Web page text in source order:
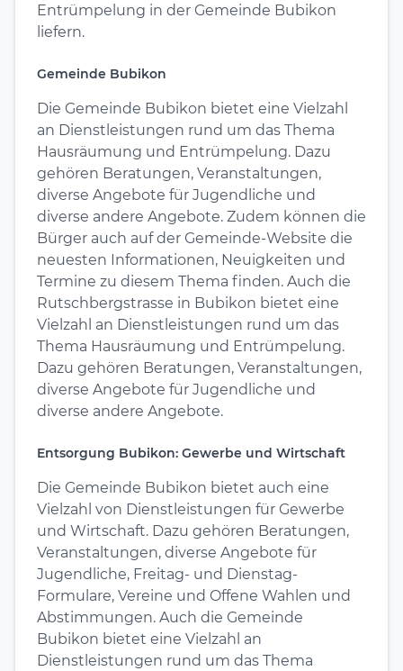
Entrümpelung in der Gemeinde Bubikon
liefern.
Gemeinde Bubikon
Die Gemeinde Bubikon bietet eine Vielzahl
an Dienstleistungen rund um das Thema
Hausräumung und Entrümpelung. Dazu
gehören Beratungen, Veranstaltungen,
diverse Angebote für Jugendliche und
diverse andere Angebote. Zudem können die
Bürger auch auf der Gemeinde-Website die
neuesten Informationen, Neuigkeiten und
Termine zu diesem Thema finden. Auch die
Rutschbergstrasse in Bubikon bietet eine
Vielzahl an Dienstleistungen rund um das
Thema Hausräumung und Entrümpelung.
Dazu gehören Beratungen, Veranstaltungen,
diverse Angebote für Jugendliche und
diverse andere Angebote.
Entsorgung Bubikon: Gewerbe und Wirtschaft
Die Gemeinde Bubikon bietet auch eine
Vielzahl von Dienstleistungen für Gewerbe
und Wirtschaft. Dazu gehören Beratungen,
Veranstaltungen, diverse Angebote für
Jugendliche, Freitag- und Dienstag-
Formulare, Vereine und Offene Wahlen und
Abstimmungen. Auch die Gemeinde
Bubikon bietet eine Vielzahl an
Dienstleistungen rund um das Thema